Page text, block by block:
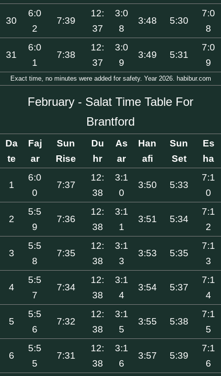
30
6:0
2
7:39
12:
37
3:0
8
3:48 5:30
7:0
8
31
6:0
1
7:38
12:
37
3:0
9
3:49 5:31
7:0
9
Exact time, no minutes were added for safety. Year 2026. habibur.com
February - Salat Time Table For
Brantford
Da
te
Faj
ar
Sun
Rise
Du
hr
As
ar
Han
afi
Sun
Set
Es
ha
1
6:0
0
7:37
12:
38
3:1
0
3:50 5:33
7:1
0
2
5:5
9
7:36
12:
38
3:1
1
3:51 5:34
7:1
2
3
5:5
8
7:35
12:
38
3:1
3
3:53 5:35
7:1
3
4
5:5
7
7:34
12:
38
3:1
4
3:54 5:37
7:1
4
5
5:5
6
7:32
12:
38
3:1
5
3:55 5:38
7:1
5
6
5:5
5
7:31
12:
38
3:1
6
3:57 5:39
7:1
6